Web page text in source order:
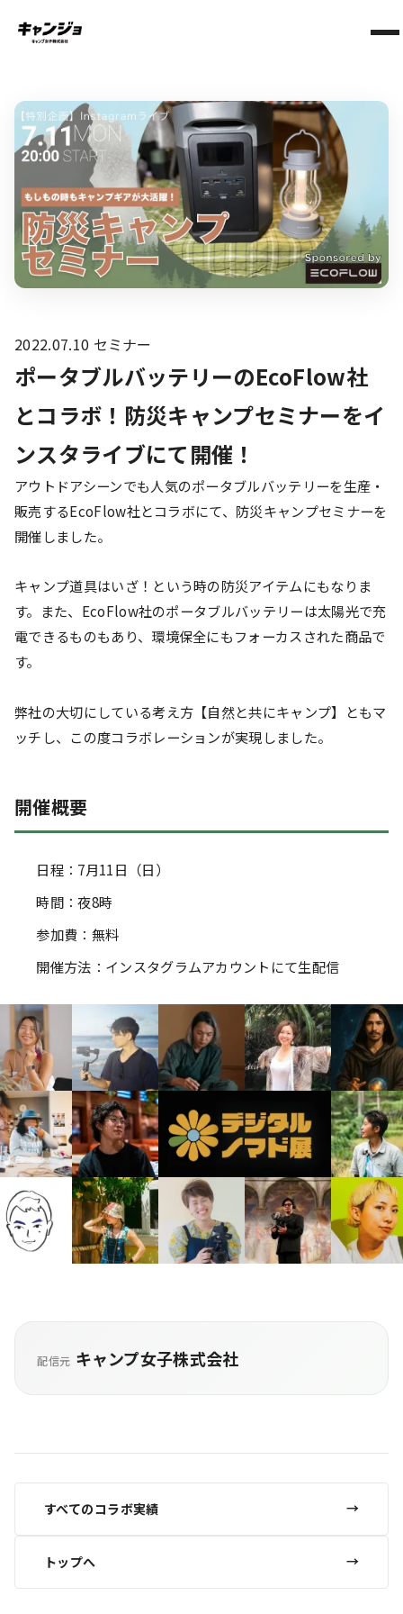
2022.07.10 セミナー
ポータブルバッテリーのEcoFlow社
とコラボ！防災キャンプセミナーをイ
ンスタライブにて開催！
アウトドアシーンでも人気のポータブルバッテリーを生産・
販売するEcoFlow社とコラボにて、防災キャンプセミナーを
開催しました。
キャンプ道具はいざ！という時の防災アイテムにもなりま
す。また、EcoFlow社のポータブルバッテリーは太陽光で充
電できるものもあり、環境保全にもフォーカスされた商品で
す。
弊社の大切にしている考え方【自然と共にキャンプ】ともマ
ッチし、この度コラボレーションが実現しました。
開催概要
日程：7月11日（日）
時間：夜8時
参加費：無料
開催方法：インスタグラムアカウントにて生配信
配信元 キャンプ女子株式会社
すべてのコラボ実績
トップへ